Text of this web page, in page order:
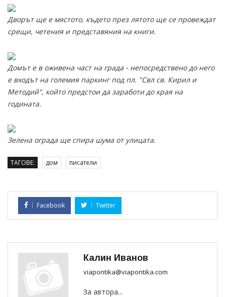
Дворът ще е мястото, където през лятото ще се провеждат
срещи, четения и представяния на книги.
Домът е в оживена част на града - непосредствено до него
е входът на големия паркинг под пл. "Свл св. Кирил и
Методий", който предстои да заработи до края на
годината.
Зелена ограда ще спира шума от улицата.
ТАГОВЕ: дом писатели
Facebook Twitter
Калин Иванов
viapontika@viapontika.com
За автора...